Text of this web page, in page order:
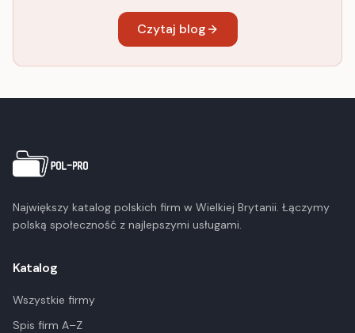
Czytaj blog
Największy katalog polskich firm w Wielkiej Brytanii. Łączymy
polską społeczność z najlepszymi usługami.
Katalog
Wszystkie firmy
Spis firm A–Z